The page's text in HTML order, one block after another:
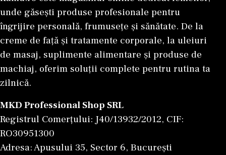
unde găsești produse profesionale pentru
îngrijire personală, frumusețe și sănătate. De la
creme de față și tratamente corporale, la uleiuri
de masaj, suplimente alimentare și produse de
machiaj, oferim soluții complete pentru rutina ta
zilnică.
MKD Professional Shop SRL
Registrul Comerțului: J40/13932/2012, CIF:
RO30951300
Adresa: Apusului 35, Sector 6, București